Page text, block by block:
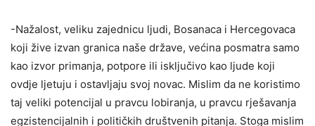
-Nažalost, veliku zajednicu ljudi, Bosanaca i Hercegovaca
koji žive izvan granica naše države, većina posmatra samo
kao izvor primanja, potpore ili isključivo kao ljude koji
ovdje ljetuju i ostavljaju svoj novac. Mislim da ne koristimo
taj veliki potencijal u pravcu lobiranja, u pravcu rješavanja
egzistencijalnih i političkih društvenih pitanja. Stoga mislim